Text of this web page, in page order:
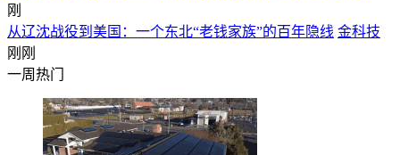
刚
从辽沈战役到美国：一个东北“老钱家族”的百年隐线 金科技
刚刚
一周热门